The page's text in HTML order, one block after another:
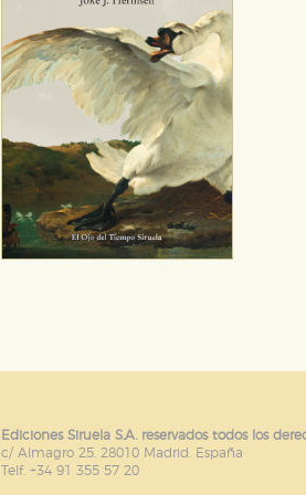
Ediciones Siruela S.A. reservados todos los
c/ Almagro 25. 28010 Madrid. España
Telf. +34 91 355 57 20